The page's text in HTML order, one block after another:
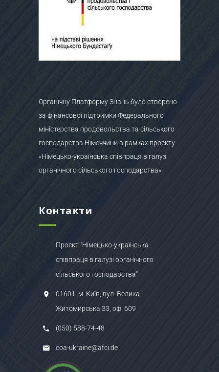
Органічну Платформу Знань було створено
за фінансової підтримки Федерального
міністерства продовольства та сільського
господарства Німеччини в рамках проєкту
«Німецько-українська співпраця в галузі
органічного сільського господарства»
Контакти
Проєкт "Німецько-українська
співпраця в галузі органічного
сільського господарства"
01601, м. Київ, вул. Велика
Житомирська 33, оф. 609
(050) 588-74-48
coa-ukraine@afci.de